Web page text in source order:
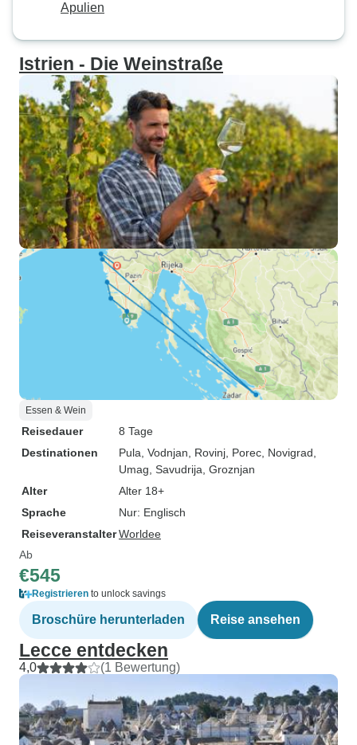
Apulien
Istrien - Die Weinstraße
Essen & Wein
Reisedauer
8 Tage
Destinationen
Pula , Vodnjan , Rovinj , Porec , Novigrad
Umag , Savudrija , Groznjan
Alter
Alter 18+
Sprache
Nur: Englisch
ReiseveranstalterWorldee
Ab
€545
Registrieren to unlock savings
Broschüre herunterladen Reise ansehen
Lecce entdecken
4,0 (1 Bewertung)